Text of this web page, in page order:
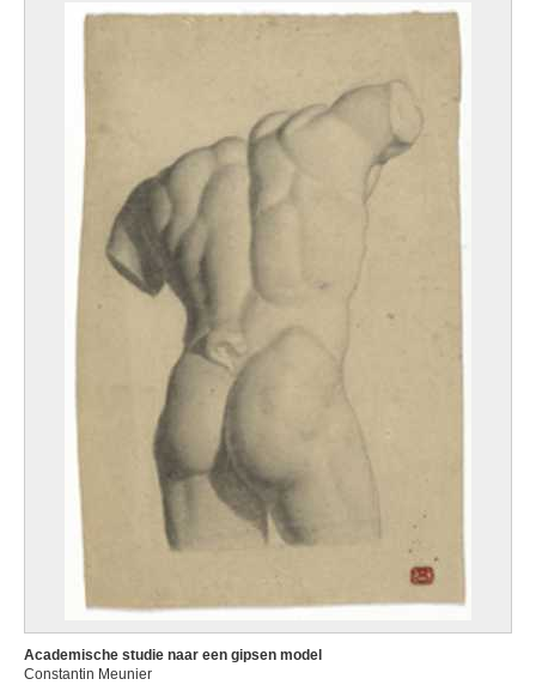
Academische studie naar een gipsen model
Constantin Meunier